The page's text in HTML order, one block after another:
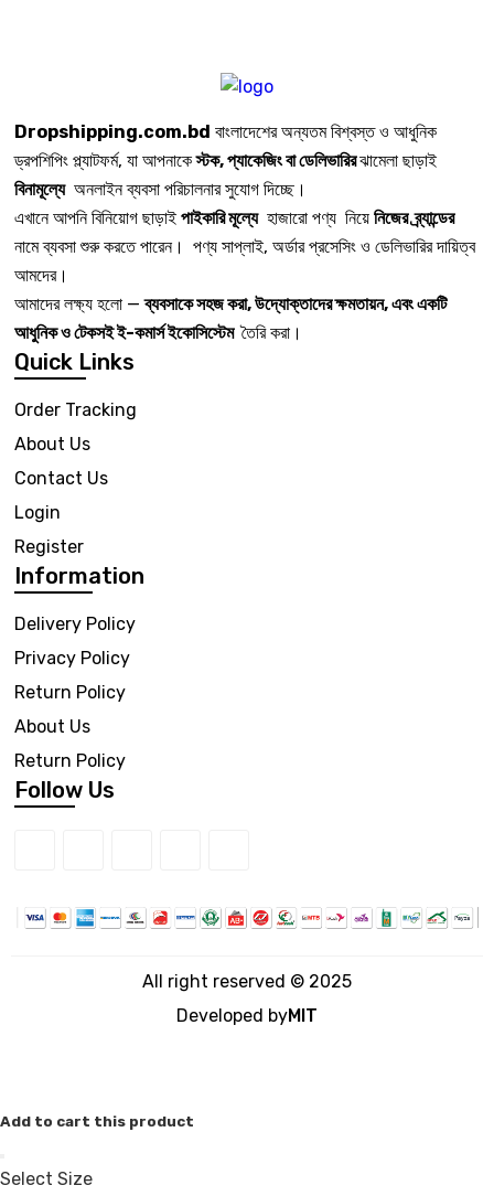
Dropshipping.com.bd বাংলাদেশের অন্যতম বিশ্বস্ত ও আধুনিক
ড্রপশিপিং প্ল্যাটফর্ম, যা আপনাকেস্টক, প্যাকেজিং বা ডেলিভারিরঝামেলা ছাড়াই
বিনামূল্যেঅনলাইন ব্যবসা পরিচালনার সুযোগ দিচ্ছে।
এখানে আপনি বিনিয়োগ ছাড়াই পাইকারি মূল্যেহাজারো পণ্য নিয়ে নিজের ব্র্যান্ডের
নামে ব্যবসা শুরু করতে পারেন। পণ্য সাপ্লাই, অর্ডার প্রসেসিং ও ডেলিভারির দায়িত্ব
আমদের।
আমাদের লক্ষ্য হলো —ব্যবসাকে সহজ করা, উদ্যোক্তাদের ক্ষমতায়ন, এবং একটি
আধুনিক ও টেকসই ই-কমার্স ইকোসিস্টেম তৈরি করা।
Quick Links
Order Tracking
About Us
Contact Us
Login
Register
Information
Delivery Policy
Privacy Policy
Return Policy
About Us
Return Policy
Follow Us
All right reserved © 2025
Developed byMIT
Add to cart this product
Select Size